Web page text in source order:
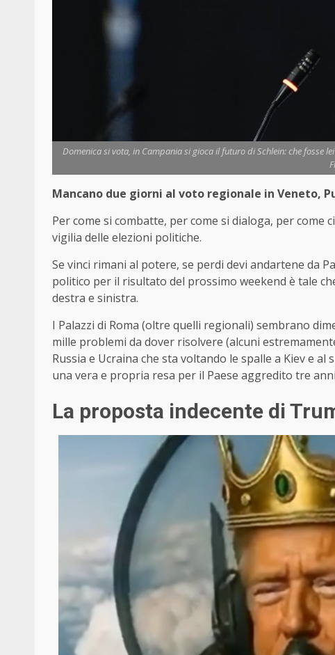
Domenica si vota, in Campania si gioca il futuro di Schlein: che fosse
Mancano due giorni al voto regionale in Veneto,
Per come si combatte, per come si dialoga, per come
vigilia delle elezioni politiche.
Se vinci rimani al potere, se perdi devi andartene da
politico per il risultato del prossimo weekend è tale
destra e sinistra.
I Palazzi di Roma (oltre quelli regionali) sembrano
mille problemi da dover risolvere (alcuni
Russia e Ucraina che sta voltando le spalle a Kiev e
una vera e propria resa per il Paese aggredito tre
La proposta indecente di